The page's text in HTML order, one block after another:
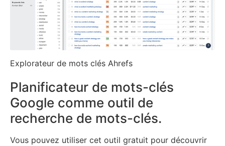
Explorateur de mots clés Ahrefs
Planificateur de mots-clés
Google comme outil de
recherche de mots-clés.
Vous pouvez utiliser cet outil gratuit pour découvrir